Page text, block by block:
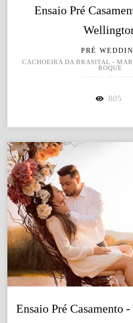
Ensaio Pré
PRÉ
CACHOEIRA DA BRASITAL -
ROQUE
805
Ensaio Pré Casamento